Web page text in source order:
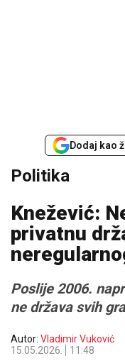
Dodaj kao
Politika
Knežević:
privatnu
Poslije 2006.
ne država svih
Autor: Vladimir Vuković
15.05.2026.
11:48